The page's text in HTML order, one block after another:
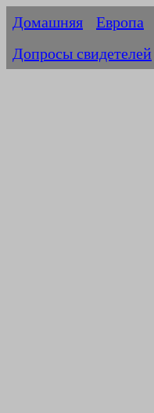
Домашняя Европа
Допросы свидетелей